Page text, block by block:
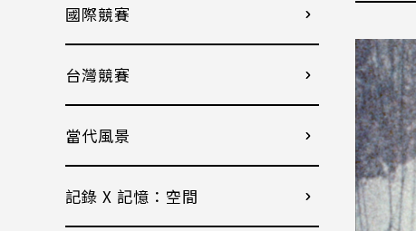
國際競賽
台灣競賽
當代風景
記錄 X 記憶：空間